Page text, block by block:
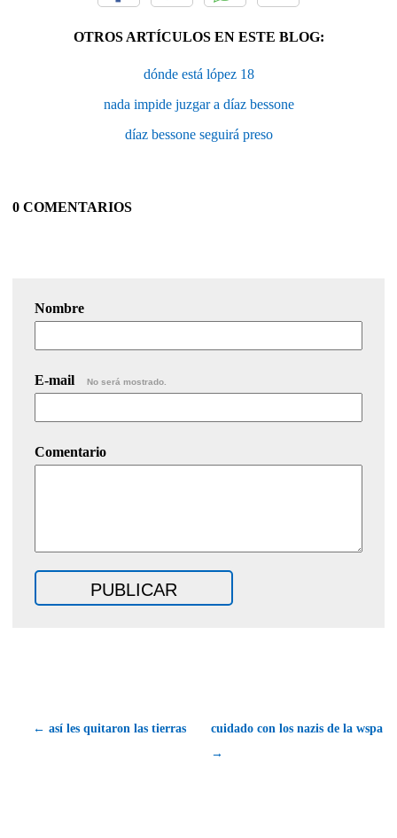
OTROS ARTÍCULOS EN ESTE BLOG:
dónde está lópez 18
nada impide juzgar a díaz bessone
díaz bessone seguirá preso
0 COMENTARIOS
Nombre
E-mail No será mostrado.
Comentario
← así les quitaron las tierras
cuidado con los nazis de la wspa
→